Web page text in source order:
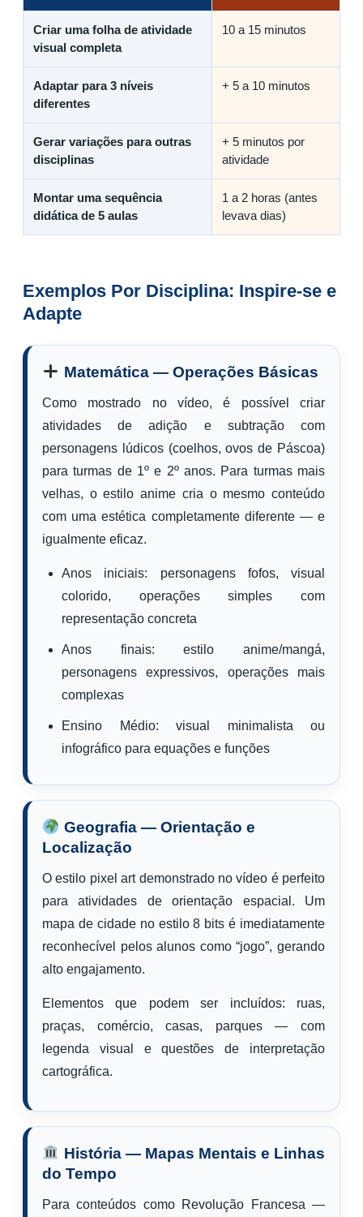
Criar uma folha de atividade
visual completa
10 a 15 minutos
Adaptar para 3 níveis
diferentes
+ 5 a 10 minutos
Gerar variações para outras
disciplinas
+ 5 minutos por
atividade
Montar uma sequência
didática de 5 aulas
1 a 2 horas (antes
levava dias)
Exemplos Por Disciplina: Inspire-se e
Adapte
Matemática — Operações Básicas
Como mostrado no vídeo, é possível criar
atividades de adição e subtração com
personagens lúdicos (coelhos, ovos de Páscoa)
para turmas de 1º e 2º anos. Para turmas mais
velhas, o estilo anime cria o mesmo conteúdo
com uma estética completamente diferente — e
igualmente eficaz.
Anos iniciais: personagens fofos, visual
colorido, operações simples com
representação concreta
Anos finais: estilo anime/mangá,
personagens expressivos, operações mais
complexas
Ensino Médio: visual minimalista ou
infográfico para equações e funções
Geografia — Orientação e
Localização
O estilo pixel art demonstrado no vídeo é perfeito
para atividades de orientação espacial. Um
mapa de cidade no estilo 8 bits é imediatamente
reconhecível pelos alunos como “jogo”, gerando
alto engajamento.
Elementos que podem ser incluídos: ruas,
praças, comércio, casas, parques — com
legenda visual e questões de interpretação
cartográfica.
História — Mapas Mentais e Linhas
do Tempo
Para conteúdos como Revolução Francesa —